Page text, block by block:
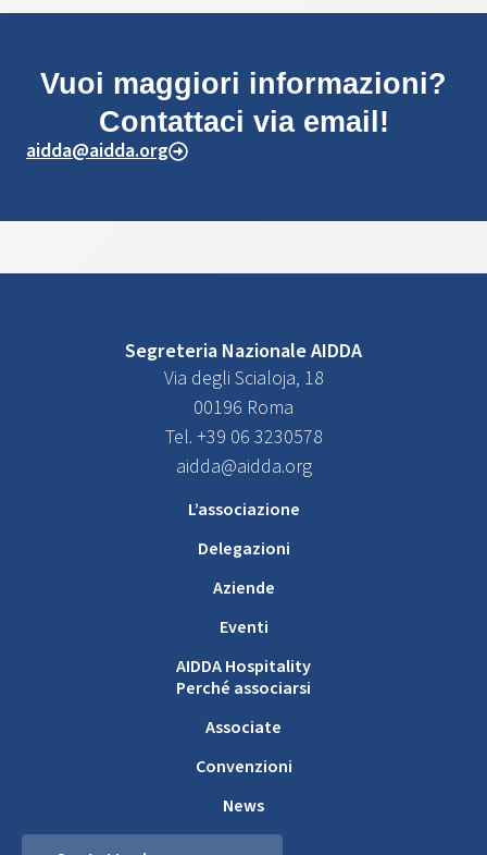
Vuoi maggiori informazioni?
Contattaci via email!
aidda@aidda.org
Segreteria Nazionale AIDDA
Via degli Scialoja, 18
00196 Roma
Tel. +39 06 3230578
aidda@aidda.org
L’associazione
Delegazioni
Aziende
Eventi
AIDDA Hospitality
Perché associarsi
Associate
Convenzioni
News